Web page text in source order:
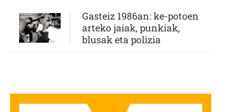
Gasteiz 1986an: ke-potoen
arteko jaiak, punkiak,
blusak eta polizia